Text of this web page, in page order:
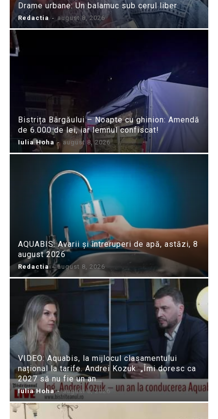
Drame urbane: Un balamuc sub cerul liber
Redactia - august 8, 2026
Bistrița Bârgăului – Noapte cu ghinion: Amendă
de 6.000 de lei, iar lemnul confiscat!
Iulia Hoha - august 8, 2026
AQUABIS: Avarii și întreruperi de apă, astăzi, 8
august 2026
Redactia - august 8, 2026
VIDEO: Aquabis, la mijlocul clasamentului
național la tarife. Andrei Kozuk: „Îmi doresc ca
2027 să nu fie un an...
Iulia Hoha - august 8, 2026